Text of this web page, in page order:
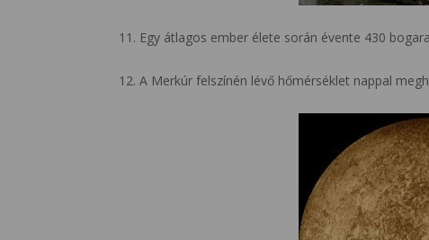
11. Egy átlagos ember élete során évente 430
12. A Merkúr felszínén lévő hőmérséklet nappal